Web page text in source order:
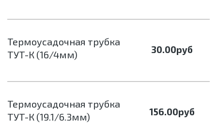
Термоусадочная трубка
ТУТ-К (16/4мм)
30.00руб
Термоусадочная трубка
ТУТ-К (19.1/6.3мм)
156.00руб